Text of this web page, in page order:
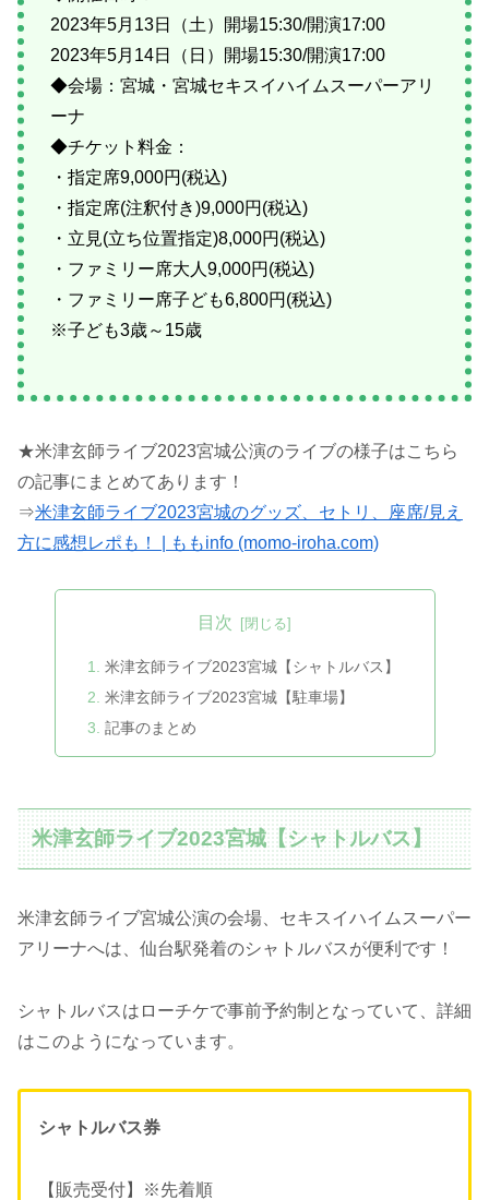
2023年5月13日（土）開場15:30/開演17:00
2023年5月14日（日）開場15:30/開演17:00
◆会場：宮城・宮城セキスイハイムスーパーアリ
ーナ
◆チケット料金：
・指定席9,000円(税込)
・指定席(注釈付き)9,000円(税込)
・立見(立ち位置指定)8,000円(税込)
・ファミリー席大人9,000円(税込)
・ファミリー席子ども6,800円(税込)
※子ども3歳～15歳
★米津玄師ライブ2023宮城公演のライブの様子はこちら
の記事にまとめてあります！
⇒米津玄師ライブ2023宮城のグッズ、セトリ、座席/見え
方に感想レポも！ | ももinfo (momo-iroha.com)
目次
米津玄師ライブ2023宮城【シャトルバス】
米津玄師ライブ2023宮城【駐車場】
記事のまとめ
米津玄師ライブ2023宮城【シャトルバス】
米津玄師ライブ宮城公演の会場、セキスイハイムスーパー
アリーナへは、仙台駅発着のシャトルバスが便利です！
シャトルバスはローチケで事前予約制となっていて、詳細
はこのようになっています。
シャトルバス券
【販売受付】※先着順